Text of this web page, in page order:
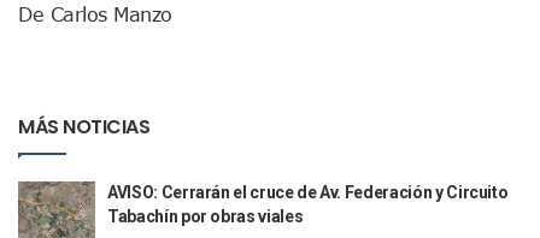
Polvo, Ruido, Máquinas… Así Las Obras Inconclusas En El
Unirse Vallarta: Horario De Atención De Oficina De
Localizan Y Liberan A Cuatro Personas Que Permanecían
De Carlos Manzo
MÁS NOTICIAS
AVISO: Cerrarán el cruce de Av. Federación y Circuito
Tabachín por obras viales